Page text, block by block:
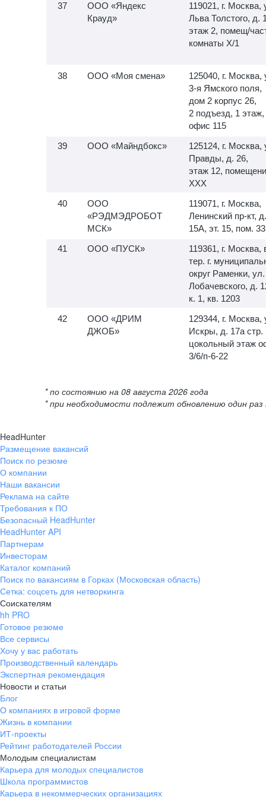
ООО «Яндекс
Крауд»
119021, г. Москва,
Льва Толстого, д.
этаж 2, помещ/
комнаты X/1
ООО «Моя смена»
125040, г. Москва,
3-я Ямского поля,
дом 2 корпус 26,
2 подъезд, 1 этаж,
офис 115
ООО «Майндбокс»
125124, г. Москва,
Правды, д. 26,
этаж 12,
XXX
ООО
«РЭДМЭДРОБОТ
МСК»
119071, г. Москва,
Ленинский пр-кт, д.
15А, эт. 15, пом. 33
ООО «ПУСК»
119361, г. Москва,
тер. г.
округ Раменки, ул.
Лобачевского, д.
к. 1, кв. 1203
ООО «ДРИМ
ДЖОБ»
129344, г. Москва,
Искры, д. 17а стр.
цокольный этаж
3/6/п-6-22
* по состоянию на 08 августа 2026 года
* при необходимости подлежит обновлению один раз
HeadHunter
Размещение вакансий
Поиск по резюме
О компании
Наши вакансии
Реклама на сайте
Требования к ПО
Безопасный HeadHunter
HeadHunter API
Партнерам
Инвесторам
Каталог компаний
Поиск по вакансиям в Горках (Московская область)
Сетка: соцсеть для нетворкинга
Соискателям
hh PRO
Готовое резюме
Все сервисы
Хочу у вас работать
Производственный календарь
Экспертная рекомендация
Новости и статьи
Блог
О компаниях в игровой форме
Жизнь в компании
ИТ-проекты
Рейтинг работодателей России
Молодым специалистам
Карьера для молодых специалистов
Школа программистов
Карьера в некоммерческих организациях